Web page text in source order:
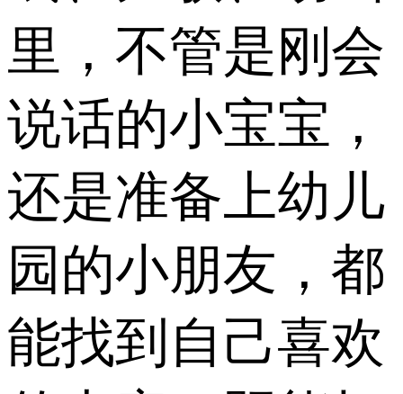
里，不管是刚会
说话的小宝宝，
还是准备上幼儿
园的小朋友，都
能找到自己喜欢